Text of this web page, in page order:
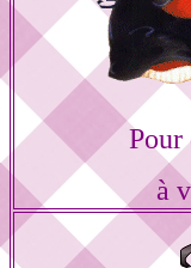
Pour
à